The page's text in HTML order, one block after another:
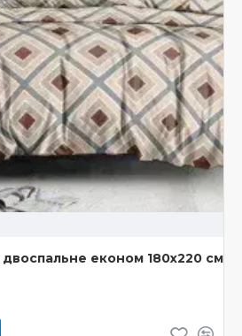
двоспальне економ 180х220 см